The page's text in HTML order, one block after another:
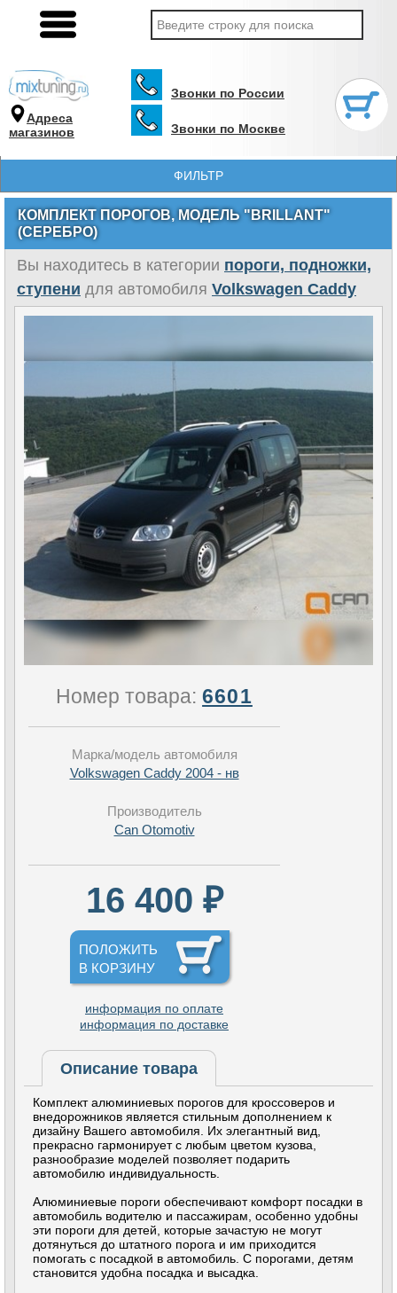
Адреса
магазинов
Звонки по России
Звонки по Москве
ФИЛЬТР
КОМПЛЕКТ ПОРОГОВ, МОДЕЛЬ "BRILLANT"
(СЕРЕБРО)
Вы находитесь в категории пороги, подножки,
ступени для автомобиля Volkswagen Caddy
Номер товара:6601
Марка/модель автомобиля
Volkswagen Caddy 2004 - нв
Производитель
Can Otomotiv
16 400 ₽
ПОЛОЖИТЬ
В КОРЗИНУ
информация по оплате
информация по доставке
Описание товара
Комплект алюминиевых порогов для кроссоверов и
внедорожников является стильным дополнением к
дизайну Вашего автомобиля. Их элегантный вид,
прекрасно гармонирует с любым цветом кузова,
разнообразие моделей позволяет подарить
автомобилю индивидуальность.
Алюминиевые пороги обеспечивают комфорт посадки в
автомобиль водителю и пассажирам, особенно удобны
эти пороги для детей, которые зачастую не могут
дотянуться до штатного порога и им приходится
помогать с посадкой в автомобиль. С порогами, детям
становится удобна посадка и высадка.